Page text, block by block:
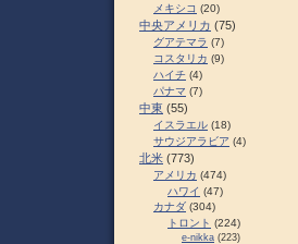
メキシコ (20)
中央アメリカ (75)
グアテマラ (7)
コスタリカ (9)
ハイチ (4)
パナマ (7)
中東 (55)
イスラエル (18)
サウジアラビア (4)
北米 (773)
アメリカ (474)
ハワイ (47)
カナダ (304)
トロント (224)
e-nikka (223)